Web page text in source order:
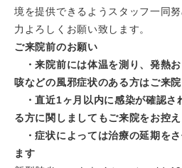
境を提供できるようスタッフ一同
力よろしくお願い致します。
ご来院前のお願い
・来院前には体温を測り、発熱お
咳などの風邪症状のある方はご来
・直近1ヶ月以内に感染が確認さ
る方に関しましてもご来院をお控
・症状によっては治療の延期を
ます